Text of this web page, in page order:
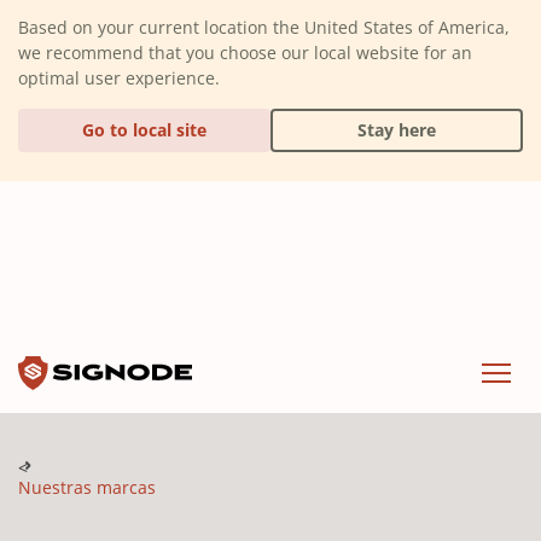
Based on your current location the United States of America,
we recommend that you choose our local website for an
optimal user experience.
Go to local site Stay here
Nuestras marcas